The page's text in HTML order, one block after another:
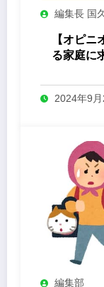
編集長 国
【オピ
る家庭に
2024年9月
編集部